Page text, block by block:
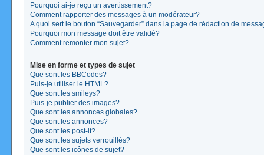
Pourquoi ai-je reçu un avertissement?
Comment rapporter des messages à un modérateur?
A quoi sert le bouton “Sauvegarder” dans la page de rédaction de
Pourquoi mon message doit être validé?
Comment remonter mon sujet?
Mise en forme et types de sujet
Que sont les BBCodes?
Puis-je utiliser le HTML?
Que sont les smileys?
Puis-je publier des images?
Que sont les annonces globales?
Que sont les annonces?
Que sont les post-it?
Que sont les sujets verrouillés?
Que sont les icônes de sujet?